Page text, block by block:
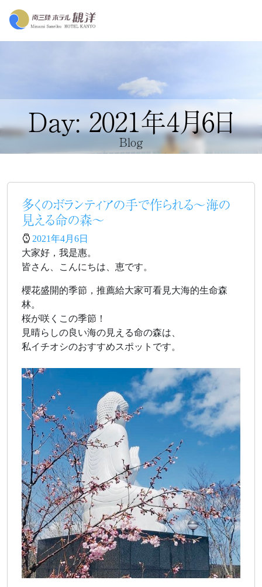
Day: 2021年4月6日
Blog
多くのボランティアの手で作られる～海の
見える命の森～
2021年4月6日
大家好，我是惠。
皆さん、こんにちは、恵です。
櫻花盛開的季節，推薦給大家可看見大海的生命森
林。
桜が咲くこの季節！
見晴らしの良い海の見える命の森は、
私イチオシのおすすめスポットです。